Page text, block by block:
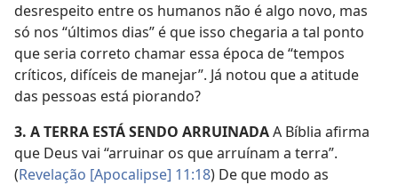
desrespeito entre os humanos não é algo novo, mas
só nos “últimos dias” é que isso chegaria a tal ponto
que seria correto chamar essa época de “tempos
críticos, difíceis de manejar”. Já notou que a atitude
das pessoas está piorando?
3. A TERRA ESTÁ SENDO ARRUINADAA Bíblia afirma
que Deus vai “arruinar os que arruínam a terra”.
(Revelação [Apocalipse] 11:18) De que modo as